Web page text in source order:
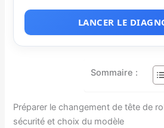
LANCER LE
Sommaire :
Préparer le changement de tête de
sécurité et choix du modèle